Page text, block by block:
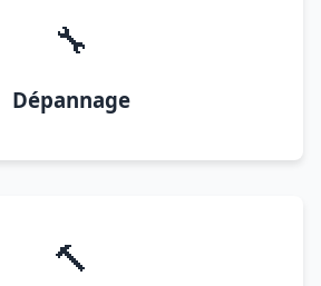
🔧
Dépannage
🔨